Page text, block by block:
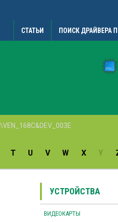
СТАТЬИ ПОИСК ДРАЙВЕРА
T U V W X Y
УСТРОЙСТВА
ВИДЕОКАРТЫ